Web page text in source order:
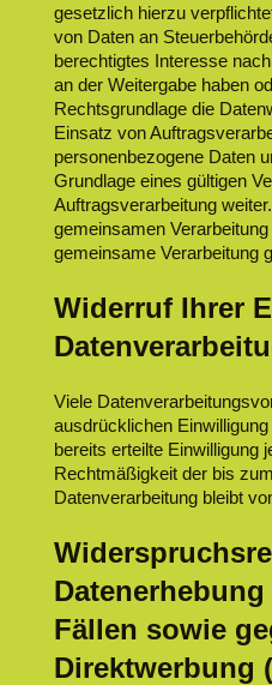
gesetzlich hierzu
von Daten an
berechtigtes Interesse
an der Weitergabe haben
Rechtsgrundlage die
Einsatz von
personenbezogene Daten
Grundlage eines gültigen
Auftragsverarbeitung
gemeinsamen
gemeinsame Verarbeitung
Widerruf Ihrer
Viele
ausdrücklichen
bereits erteilte Einwilligung
Rechtmäßigkeit der bis
Datenverarbeitung bleibt
Fällen sowie
Direktwerbung